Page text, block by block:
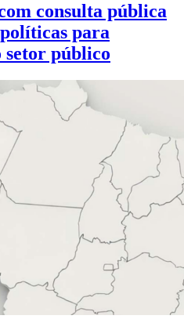
consulta pública
para
público